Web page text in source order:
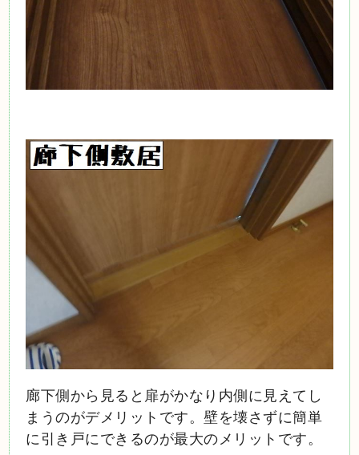
廊下側から見ると扉がかなり内側に見えてし
まうのがデメリットです。壁を壊さずに簡単
に引き戸にできるのが最大のメリットです。